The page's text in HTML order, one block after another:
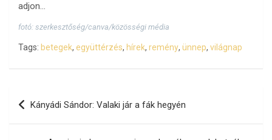
adjon…
fotó: szerkesztőség/canva/közösségi média
Tags: betegek, együttérzés, hírek, remény, ünnep, világnap
Bejegyzés
navigáció
Kányádi Sándor: Valaki jár a fák hegyén